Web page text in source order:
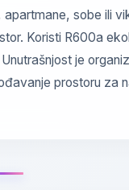
sobe ili
Koristi R600a
je
prostoru za